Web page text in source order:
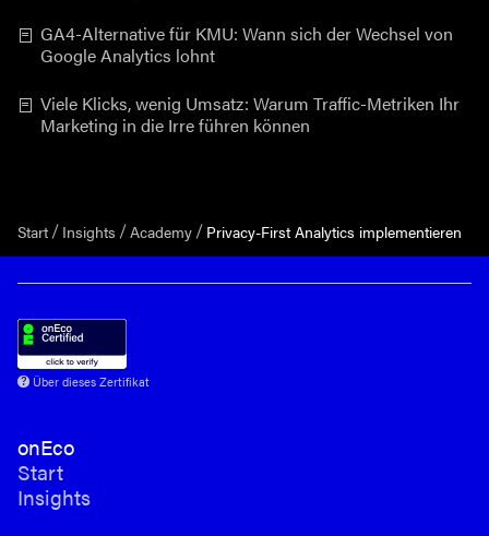
GA4-Alternative für KMU: Wann sich der Wechsel von
Google Analytics lohnt
Viele Klicks, wenig Umsatz: Warum Traffic-Metriken Ihr
Marketing in die Irre führen können
Start Insights Academy Privacy-First Analytics implementieren
Über dieses Zertifikat
onEco
Start
Insights